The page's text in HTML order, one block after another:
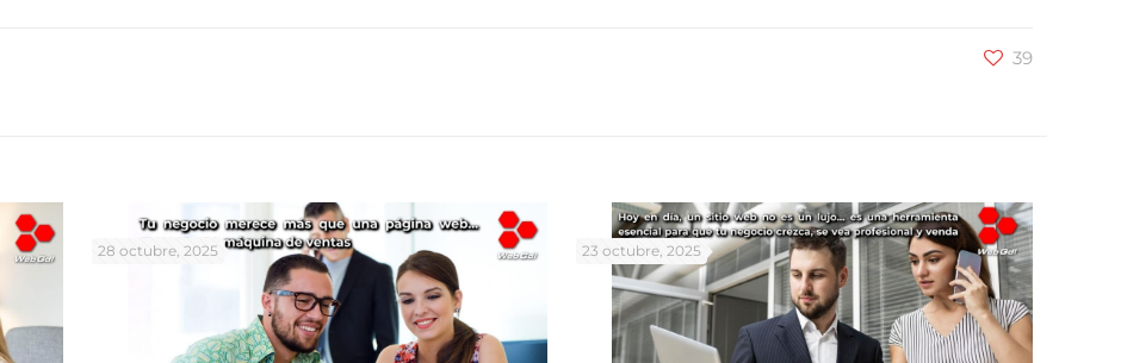
39
28 octubre, 2025 23 octubre, 2025